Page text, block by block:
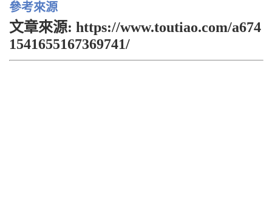
參考來源
文章來源: https://www.toutiao.com/a674
1541655167369741/